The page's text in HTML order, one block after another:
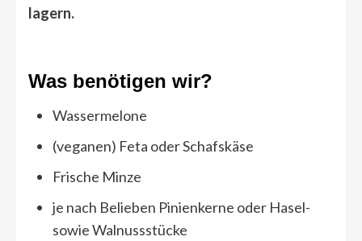
lagern.
Was benötigen wir?
Wassermelone
(veganen) Feta oder Schafskäse
Frische Minze
je nach Belieben Pinienkerne oder Hasel-
sowie Walnussstücke